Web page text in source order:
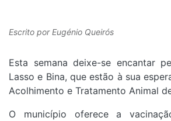
Escrito porEugénio Queirós
Esta semana deixe-se encantar
Lasso e Bina, que estão à sua
Acolhimento e Tratamento Animal
O município oferece a